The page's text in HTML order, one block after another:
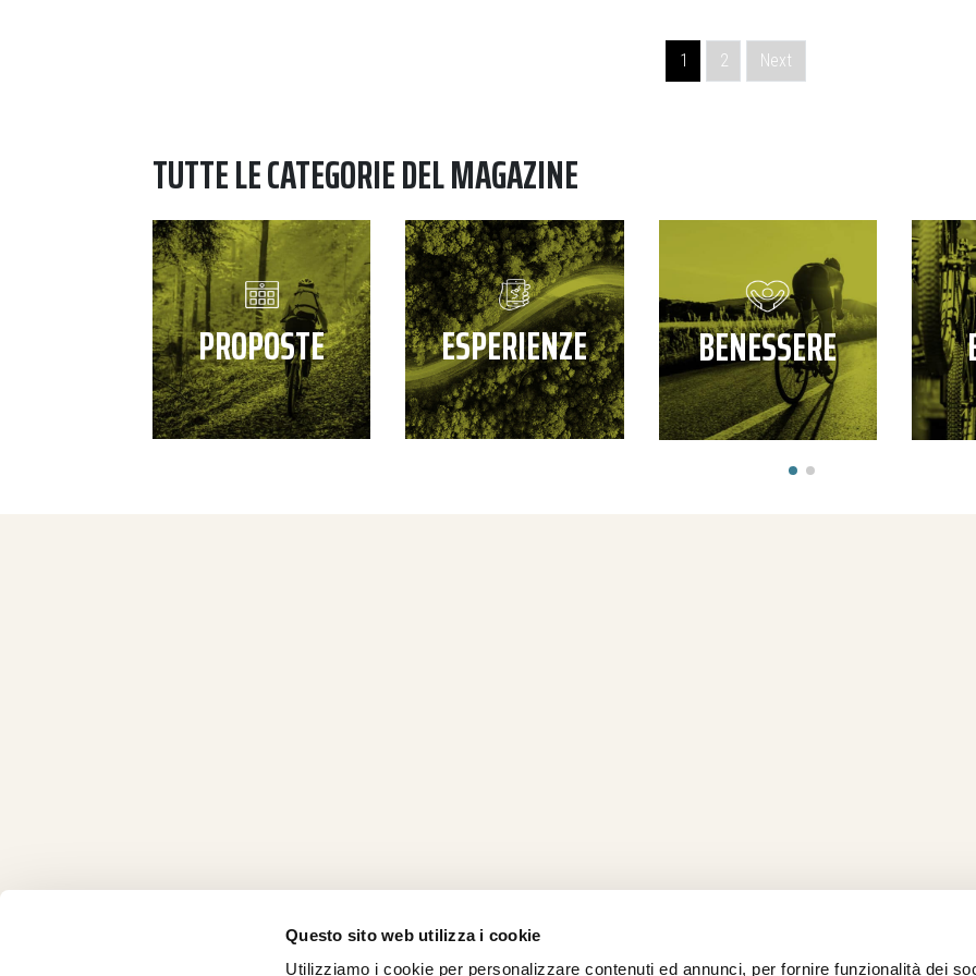
Questo sito web utilizza i cookie
Utilizziamo i cookie per personalizzare contenuti ed annunci, per fornire funzionalità dei
1 2 Next
TUTTE LE CATEGORIE DEL MAGAZINE
PROPOSTE ESPERIENZE BENESSERE